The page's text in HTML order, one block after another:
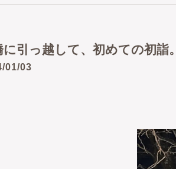
に引っ越して、初めての初詣
01/03